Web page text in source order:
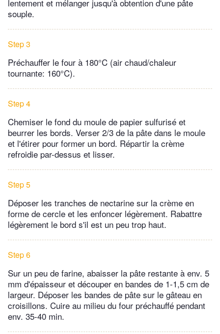
lentement et mélanger jusqu'à obtention d'une pâte
souple.
Step 3
Préchauffer le four à 180°C (air chaud/chaleur
tournante: 160°C).
Step 4
Chemiser le fond du moule de papier sulfurisé et
beurrer les bords. Verser 2/3 de la pâte dans le moule
et l'étirer pour former un bord. Répartir la crème
refroidie par-dessus et lisser.
Step 5
Déposer les tranches de nectarine sur la crème en
forme de cercle et les enfoncer légèrement. Rabattre
légèrement le bord s'il est un peu trop haut.
Step 6
Sur un peu de farine, abaisser la pâte restante à env. 5
mm d'épaisseur et découper en bandes de 1-1,5 cm de
largeur. Déposer les bandes de pâte sur le gâteau en
croisillons. Cuire au milieu du four préchauffé pendant
env. 35-40 min.